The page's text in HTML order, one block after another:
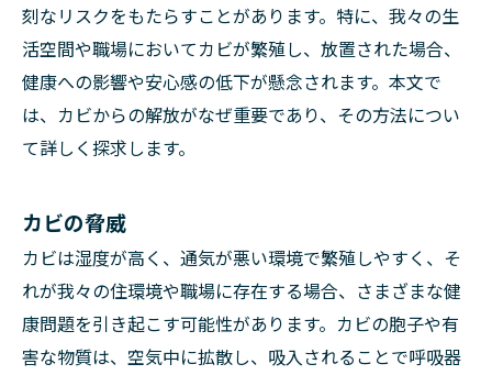
刻なリスクをもたらすことがあります。特に、我々の生
活空間や職場においてカビが繁殖し、放置された場合、
健康への影響や安心感の低下が懸念されます。本文で
は、カビからの解放がなぜ重要であり、その方法につい
て詳しく探求します。
カビの脅威
カビは湿度が高く、通気が悪い環境で繁殖しやすく、そ
れが我々の住環境や職場に存在する場合、さまざまな健
康問題を引き起こす可能性があります。カビの胞子や有
害な物質は、空気中に拡散し、吸入されることで呼吸器